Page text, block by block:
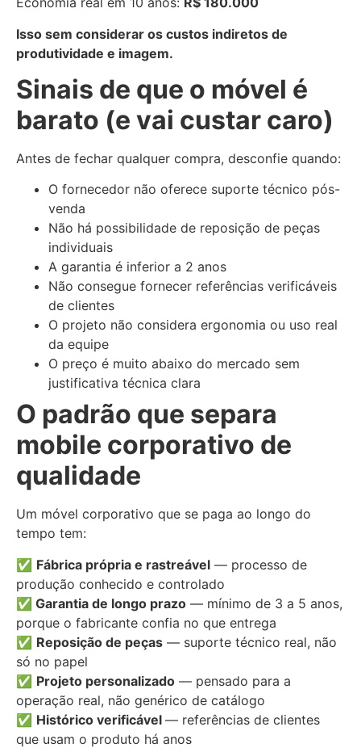
Isso sem considerar os custos indiretos de
produtividade e imagem.
Sinais de que o móvel é
barato (e vai custar caro)
Antes de fechar qualquer compra, desconfie quando:
O fornecedor não oferece suporte técnico pós-
venda
Não há possibilidade de reposição de peças
individuais
A garantia é inferior a 2 anos
Não consegue fornecer referências verificáveis
de clientes
O projeto não considera ergonomia ou uso real
da equipe
O preço é muito abaixo do mercado sem
justificativa técnica clara
O padrão que separa
mobile corporativo de
qualidade
Um móvel corporativo que se paga ao longo do
tempo tem:
✅ Fábrica própria e rastreável — processo de
produção conhecido e controlado
✅ Garantia de longo prazo — mínimo de 3 a 5 anos,
porque o fabricante confia no que entrega
✅ Reposição de peças — suporte técnico real, não
só no papel
✅ Projeto personalizado — pensado para a
operação real, não genérico de catálogo
✅ Histórico verificável — referências de clientes
que usam o produto há anos